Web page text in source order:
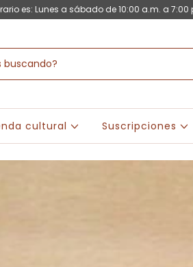
es: Lunes a sábado de 10:00 a.m. a
cultural Suscripciones